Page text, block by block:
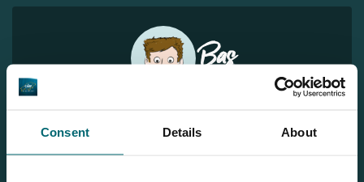
Consent Details About
Bas
Wilt u meer informatie over dit betaalwater? Neem dan
gerust contact met ons op